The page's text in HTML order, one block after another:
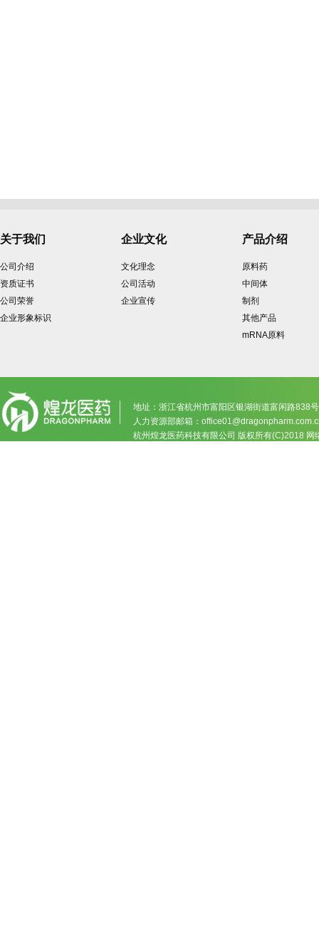
关于我们
公司介绍
资质证书
公司荣誉
企业形象标识
企业文化
文化理念
公司活动
企业宣传
产品介绍
原料药
中间体
制剂
其他产品
mRNA原料
地址：浙江省杭州市富阳区银湖街道富闲路838
人力资源部邮箱：
杭州煌龙医药科技有限公司 版权所有(C)2018 网